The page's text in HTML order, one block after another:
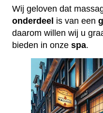
Wij geloven dat
onderdeel is van een
daarom willen wij u
bieden in onze spa.